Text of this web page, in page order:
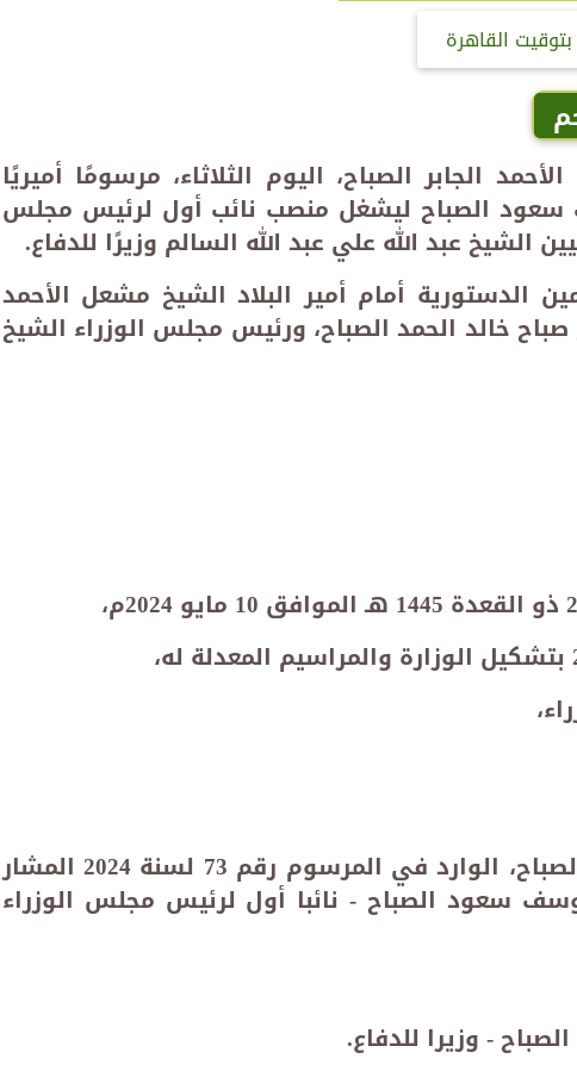
بتوقيت القاهرة
الجابر الصباح، اليوم الثلاثاء، مرسومًا أميريًا
سعود الصباح ليشغل منصب نائب أول لرئيس مجلس
الشيخ عبد الله علي عبد الله السالم وزيرًا للدفاع.
الدستورية أمام أمير البلاد الشيخ مشعل الأحمد
صباح خالد الحمد الصباح، ورئيس مجلس الوزراء الشيخ
يعدل تعيين فهد يوسف سعود الصباح، الوارد في المرسوم رقم 73 لسنة 2024 المشار
سعود الصباح - نائبا أول لرئيس مجلس الوزراء
- وزيرا للدفاع.